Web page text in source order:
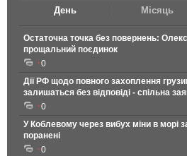
День Місяць
Остаточна точка без повернень:
прощальний поєдинок
0
Дії РФ щодо повного захоплення
залишаться без відповіді - спільна
0
У Коблевому через вибух міни в морі
поранені
0